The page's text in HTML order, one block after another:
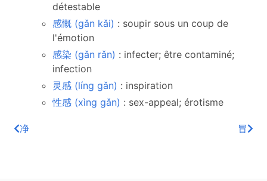
détestable
感慨 (gǎn kǎi) : soupir sous un coup de
l'émotion
感染 (gǎn rǎn) : infecter; être contaminé;
infection
灵感 (líng gǎn) : inspiration
性感 (xìng gǎn) : sex-appeal; érotisme
净 冒